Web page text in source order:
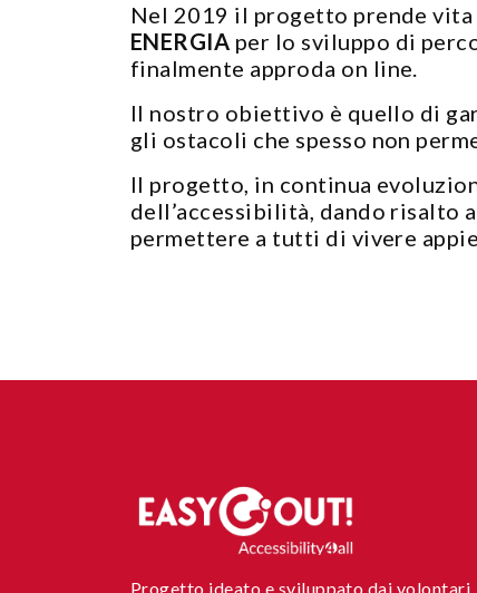
Nel 2019 il progetto prende
ENERGIA per lo sviluppo di
finalmente approda on line. ​
Il nostro obiettivo è quello di
gli ostacoli che spesso non
Il progetto, in continua
dell’accessibilità, dando risalto
permettere a tutti di vivere
Progetto ideato e sviluppato dai volontari